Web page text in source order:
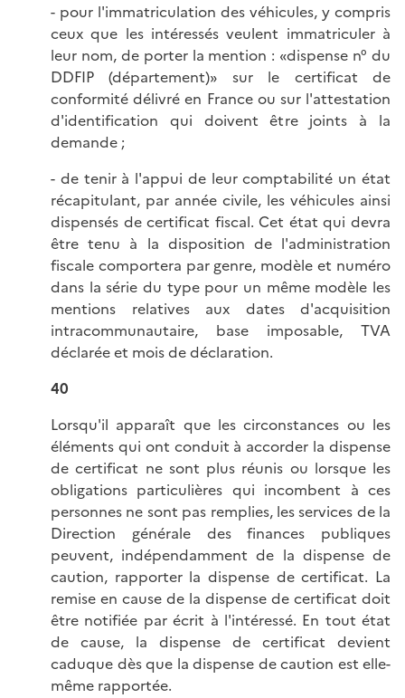
- pour l'immatriculation des véhicules, y compris
ceux que les intéressés veulent immatriculer à
leur nom, de porter la mention : «dispense n° du
DDFIP (département)» sur le certificat de
conformité délivré en France ou sur l'attestation
d'identification qui doivent être joints à la
demande ;
- de tenir à l'appui de leur comptabilité un état
récapitulant, par année civile, les véhicules ainsi
dispensés de certificat fiscal. Cet état qui devra
être tenu à la disposition de l'administration
fiscale comportera par genre, modèle et numéro
dans la série du type pour un même modèle les
mentions relatives aux dates d'acquisition
intracommunautaire, base imposable, TVA
déclarée et mois de déclaration.
40
Lorsqu'il apparaît que les circonstances ou les
éléments qui ont conduit à accorder la dispense
de certificat ne sont plus réunis ou lorsque les
obligations particulières qui incombent à ces
personnes ne sont pas remplies, les services de la
Direction générale des finances publiques
peuvent, indépendamment de la dispense de
caution, rapporter la dispense de certificat. La
remise en cause de la dispense de certificat doit
être notifiée par écrit à l'intéressé. En tout état
de cause, la dispense de certificat devient
caduque dès que la dispense de caution est elle-
même rapportée.